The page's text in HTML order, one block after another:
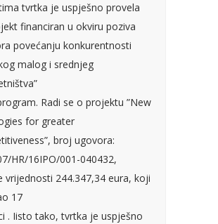
tvrtka je uspješno provela
financiran u okviru poziva
povećanju konkurentnosti
malog i srednjeg
Radi se o projektu ”New
for greater
broj ugovora:
HR/16IPO/001-040432,
vrijednosti 244.347,34 eura, koji
17
. Iisto tako, tvrtka je uspješno